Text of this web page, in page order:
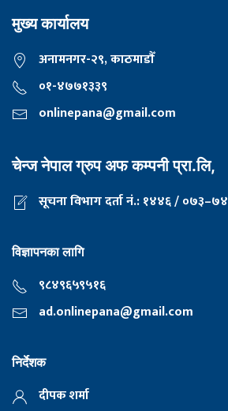
मुख्य कार्यालय
अनामनगर-२९, काठमाडाैँ
०१-४७७१३३९
onlinepana@gmail.com
चेन्ज नेपाल ग्रुप अफ कम्पनी प्रा.लि,
सूचना विभाग दर्ता नं.: १४४६ / ०७३–७४
विज्ञापनका लागि
९८४९६५९५१६
ad.onlinepana@gmail.com
निर्देशक
दीपक शर्मा